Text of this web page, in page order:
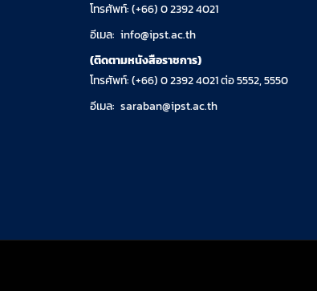
โทรศัพท์: (+66) 0 2392 4021
อีเมล: info@ipst.ac.th
(ติดตามหนังสือราชการ)
โทรศัพท์: (+66) 0 2392 4021 ต่อ 5552, 5550
อีเมล: saraban@ipst.ac.th